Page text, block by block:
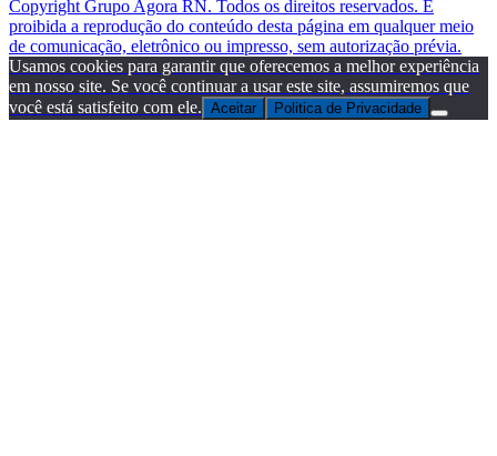
Copyright Grupo Agora RN. Todos os direitos reservados. É
proibida a reprodução do conteúdo desta página em qualquer meio
de comunicação, eletrônico ou impresso, sem autorização prévia.
Usamos cookies para garantir que oferecemos a melhor experiência
em nosso site. Se você continuar a usar este site, assumiremos que
você está satisfeito com ele. Aceitar Politica de Privacidade